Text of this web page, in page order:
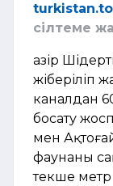
сілтеме
Қазір
жіберіліп
каналдан
босату
мен
фаунаны
текше метр